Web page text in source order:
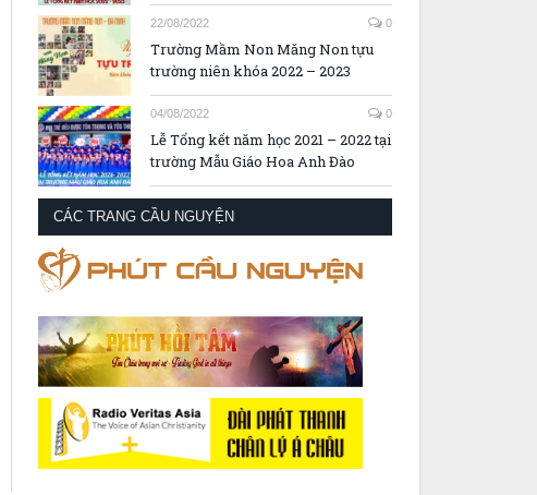
22/08/2022 0
Trường Mầm Non Măng Non tựu
trường niên khóa 2022 – 2023
04/08/2022 0
Lễ Tổng kết năm học 2021 – 2022 tại
trường Mẫu Giáo Hoa Anh Đào
CÁC TRANG CẦU NGUYỆN